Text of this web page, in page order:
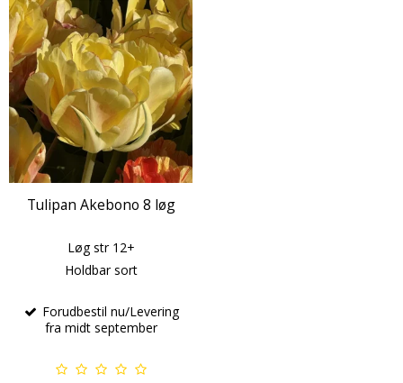
Tulipan Akebono 8 løg
Løg str 12+
Holdbar sort
Forudbestil nu/Levering
fra midt september